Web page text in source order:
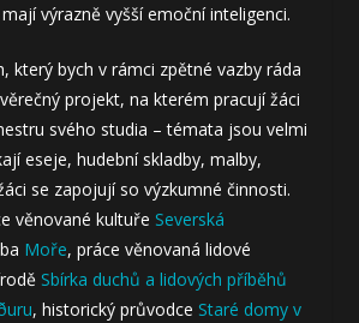
výrazně vyšší emoční inteligenci.
který bych v rámci zpětné vazby ráda
projekt, na kterém pracují žáci
svého studia – témata jsou velmi
eseje, hudební skladby, malby,
se zapojují so výzkumné činnosti.
věnované kultuře Severská
Moře, práce věnovaná lidové
Sbírka duchů a lidových příběhů
, historický průvodce Staré domy v